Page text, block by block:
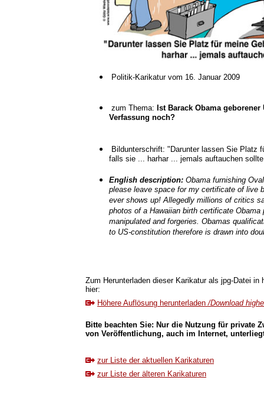
Politik-Karikatur vom 16. Januar 2009
zum Thema: Ist Barack Obama
Verfassung noch?
Bildunterschrift: "Darunter lassen Sie Platz
falls sie ... harhar ... jemals auftauchen
English description: Obama furnishing
please leave space for my certificate of live
ever shows up! Allegedly millions of critics
photos of a Hawaiian birth certificate Obama
manipulated and forgeries. Obamas
to US-constitution therefore is drawn into
Zum Herunterladen dieser Karikatur als jpg-Datei
hier:
Höhere Auflösung herunterladen/Download
Bitte beachten Sie: Nur die Nutzung für private
von Veröffentlichung, auch im Internet,
zur Liste der aktuellen Karikaturen
zur Liste der älteren Karikaturen